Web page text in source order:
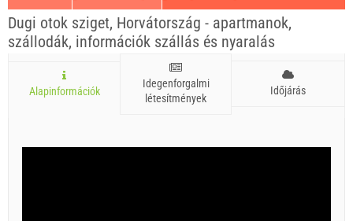
Dugi otok sziget, Horvátország - apartmanok,
szállodák, információk szállás és nyaralás
Alapinformációk
Idegenforgalmi
létesítmények
Időjárás